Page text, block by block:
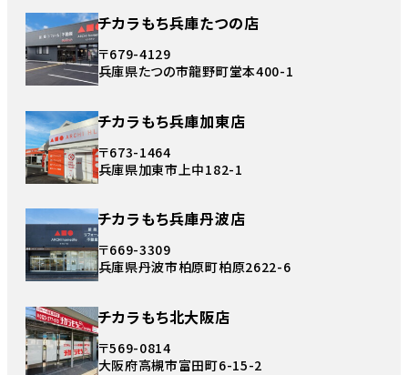
チカラもち兵庫たつの店
〒679-4129
兵庫県たつの市龍野町堂本400-1
チカラもち兵庫加東店
〒673-1464
兵庫県加東市上中182-1
チカラもち兵庫丹波店
〒669-3309
兵庫県丹波市柏原町柏原2622-6
チカラもち北大阪店
〒569-0814
大阪府高槻市富田町6-15-2